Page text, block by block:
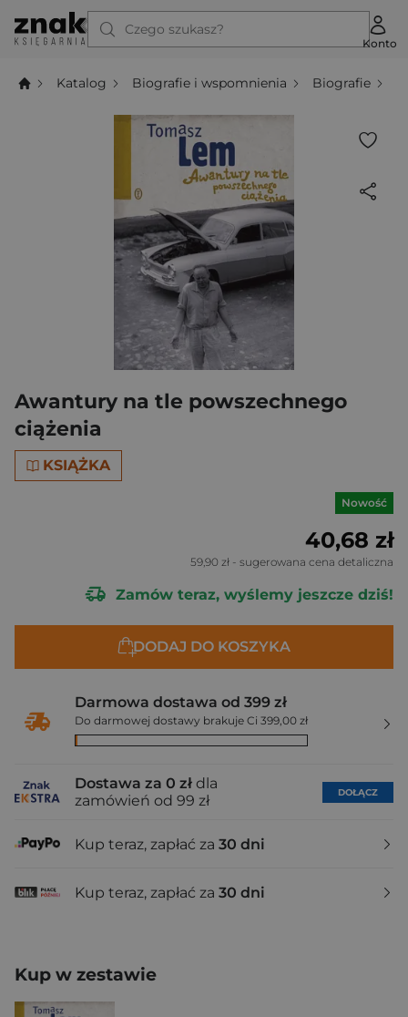
Czego szukasz?
Konto
Katalog Biografie i wspomnienia Biografie
Awantury na tle powszechnego
ciążenia
KSIĄŻKA
Nowość
40,68 zł
59,90 zł - sugerowana cena detaliczna
Zamów teraz, wyślemy jeszcze dziś!
DODAJ DO KOSZYKA
Darmowa dostawa od 399 zł
Do darmowej dostawy brakuje Ci 399,00 zł
Dostawa za 0 zł dla
zamówień od 99 zł
DOŁĄCZ
Kup teraz, zapłać za 30 dni
Kup teraz, zapłać za 30 dni
Kup w zestawie